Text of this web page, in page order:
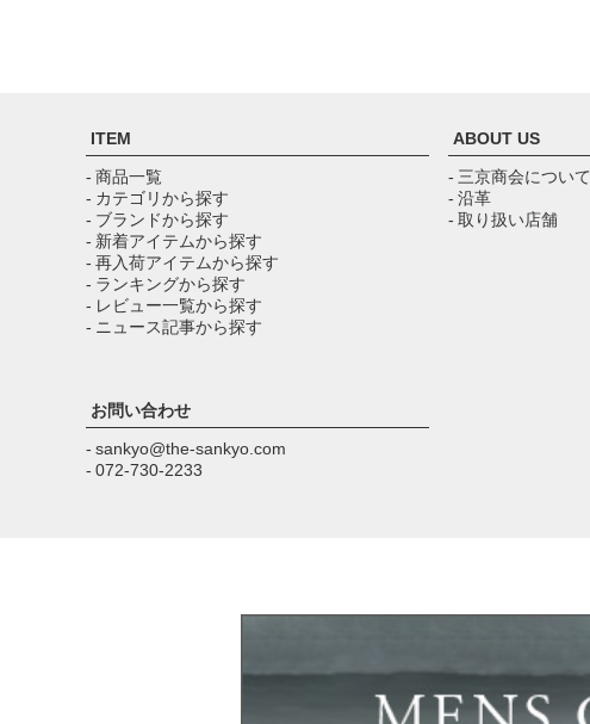
ITEM
- 商品一覧
- カテゴリから探す
- ブランドから探す
- 新着アイテムから探す
- 再入荷アイテムから探す
- ランキングから探す
- レビュー一覧から探す
- ニュース記事から探す
ABOUT US
- 三京商会について
- 沿革
- 取り扱い店舗
お問い合わせ
- sankyo@the-sankyo.com
- 072-730-2233